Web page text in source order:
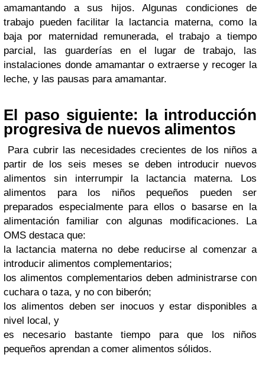
amamantando a sus hijos. Algunas condiciones de
trabajo pueden facilitar la lactancia materna, como la
baja por maternidad remunerada, el trabajo a tiempo
parcial, las guarderías en el lugar de trabajo, las
instalaciones donde amamantar o extraerse y recoger la
leche, y las pausas para amamantar.
El paso siguiente: la introducción
progresiva de nuevos alimentos
Para cubrir las necesidades crecientes de los niños a
partir de los seis meses se deben introducir nuevos
alimentos sin interrumpir la lactancia materna. Los
alimentos para los niños pequeños pueden ser
preparados especialmente para ellos o basarse en la
alimentación familiar con algunas modificaciones. La
OMS destaca que:
la lactancia materna no debe reducirse al comenzar a
introducir alimentos complementarios;
los alimentos complementarios deben administrarse con
cuchara o taza, y no con biberón;
los alimentos deben ser inocuos y estar disponibles a
nivel local, y
es necesario bastante tiempo para que los niños
pequeños aprendan a comer alimentos sólidos.